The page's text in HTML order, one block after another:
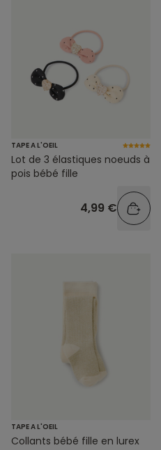
TAPE A L'OEIL
Lot de 3 élastiques noeuds à
pois bébé fille
4,99 €
TAPE A L'OEIL
Collants bébé fille en lurex